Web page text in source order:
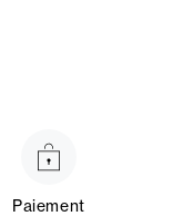
Paiement